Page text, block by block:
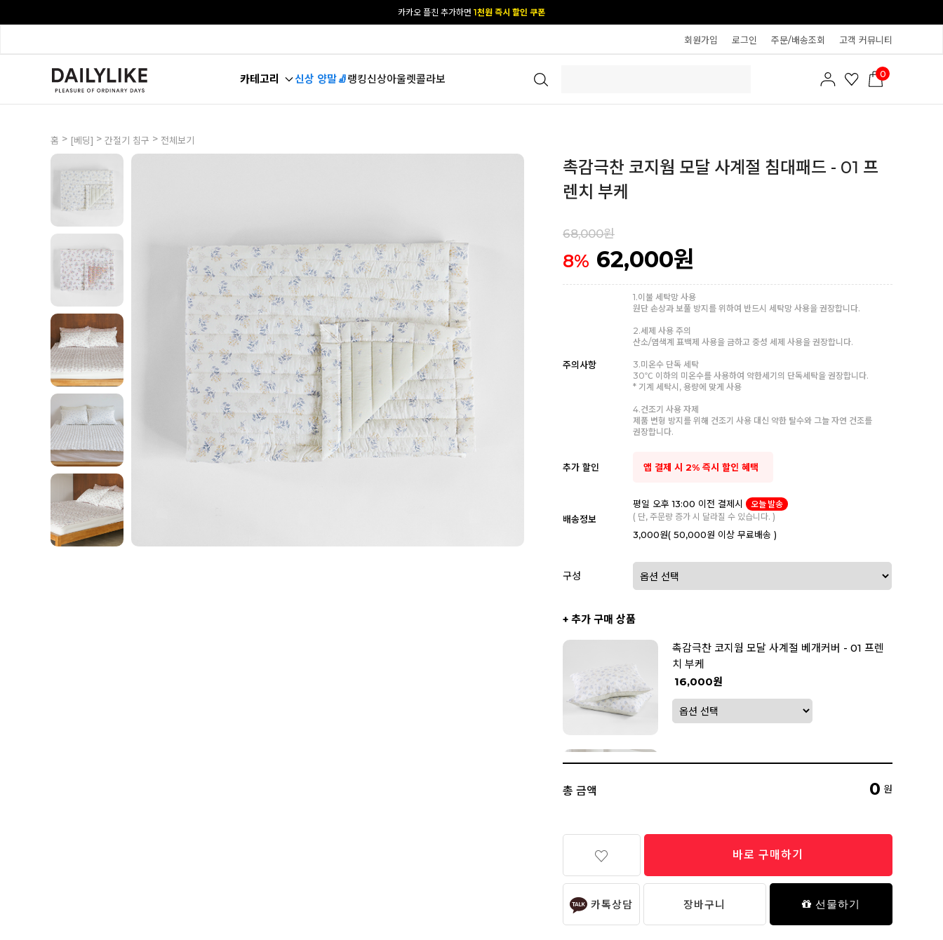
카카오 플친 추가하면 1천원 즉시 할인 쿠폰
회원가입 로그인 주문/배송조회 고객 커뮤니티
카테고리 신상 양말🧦랭킹신상아울렛콜라보 0
홈 > [베딩] > 간절기 침구 > 전체보기
촉감극찬 코지웜 모달 사계절 침대패드 - 01 프
렌치 부케
68,000원
8% 62,000원
주의사항
1.이불 세탁망 사용
원단 손상과 보풀 방지를 위하여 반드시 세탁망 사용을 권장합니다.
2.세제 사용 주의
산소/염색계 표백제 사용을 금하고 중성 세제 사용을 권장합니다.
3.미온수 단독 세탁
30℃ 이하의 미온수를 사용하여 약한세기의 단독세탁을 권장합니다.
* 기계 세탁시, 용량에 맞게 사용
4.건조기 사용 자제
제품 변형 방지를 위해 건조기 사용 대신 약한 탈수와 그늘 자연 건조를
권장합니다.
추가 할인 앱 결제 시 2% 즉시 할인 혜택
배송정보
평일 오후 13:00 이전 결제시
오늘 발송
( 단, 주문량 증가 시 달라질 수 있습니다. )
3,000원( 50,000원 이상 무료배송 )
구성
+ 추가 구매 상품
촉감극찬 코지웜 모달 사계절 베개커버 - 01 프렌
치 부케
16,000원
20,900원
총 금액 0 원
바로 구매하기
카톡상담 장바구니 선물하기